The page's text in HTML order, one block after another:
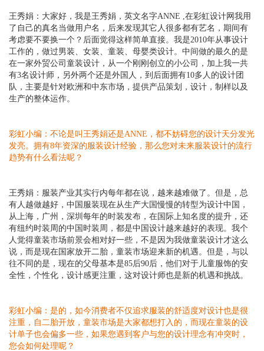
王秀娟： 大家好，我是王秀娟，英文名字ANNE , 在彩虹设计网我用
了自己的真名当做用户名，后来发现其它人很多都有艺名，期间有
考虑要不要换一个？后面觉得这样简单直接。我是2010年从事设计
工作的，做过男装、女装、童装、母婴类设计。中间做的最久的是
在一家外贸公司童装设计，从一个刚刚创立的小公司，加上我一共
有3名设计师，另外两个还是外国人，到后面拥有10多人的设计团
队，主要是针对欧洲和中东市场，提供产品策划，设计，制样以及
生产的整体运作。
彩虹小编： 不论是叫王秀娟还是ANNE ，都不妨碍您的设计天分发光
发亮。拥有8年资深的服装设计经验，那么您对未来服装设计的流行
趋势有什么看法呢？
王秀娟： 服装产业其实行内每年都在说，越来越难做了。但是，总
有人越做越好，中国服装现在从生产大国慢慢的转型为设计中国，
从上海，广州，深圳每年的时装发布，在国际上知名度的提升，还
有纽约时装周的中国时装周，都是中国设计越来越好的表现。我个
人觉得童装市场前景会相对好一些，不是因为我做童装设计才这么
说，而是现在国家放开二胎，童装市场迎来新的机遇。但是，与以
往不同的是，现在的父母基本是85后90后，他们对于儿童服饰的安
全性，个性化，设计感更注重，这对设计师也是新的机遇和挑战。
彩虹小编： 是的，如今消费者不仅追求服装的舒适度对设计也是很
注重，自二胎开放，童装市场是大家都想打入的，而现在童装的设
计单子也会偏多一些，如果您遇到客户与您的设计理念有冲突时，
您会如何处理呢？